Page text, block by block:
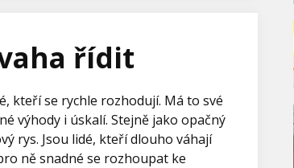
řídit
kteří se rychle rozhodují. Má to své
výhody i úskalí. Stejně jako opačný
rys. Jsou lidé, kteří dlouho váhají
ně snadné se rozhoupat ke